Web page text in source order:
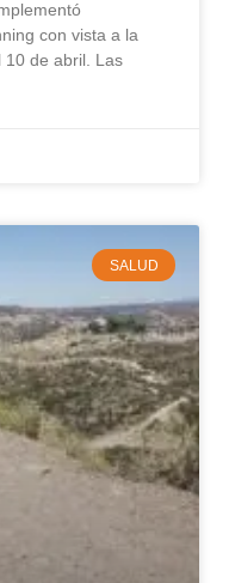
con vista a la
10 de abril. Las
SALUD